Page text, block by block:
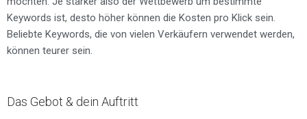
Keywords ist, desto höher können die Kosten pro Klick sein.
Beliebte Keywords, die von vielen Verkäufern verwendet werden,
können teurer sein.
Das Gebot & dein Auftritt